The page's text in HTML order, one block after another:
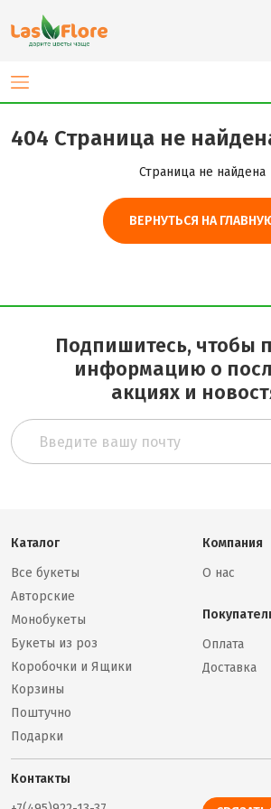
404 Страница не
Страница не найдена
ВЕРНУТЬСЯ НА
Подпишитесь, чтобы
информацию о
акциях и
Каталог
Все букеты
Авторские
Монобукеты
Букеты из роз
Коробочки и Ящики
Корзины
Поштучно
Подарки
Компания
О нас
Оплата
Доставка
Контакты